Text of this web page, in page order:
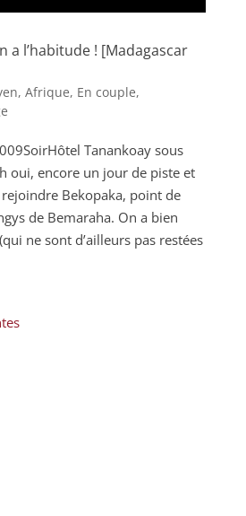
a l’habitude ! [Madagascar
, Afrique, En couple,
Tanankoay sous
oui, encore un jour de piste et
Bekopaka, point de
de Bemaraha. On a bien
ne sont d’ailleurs pas restées